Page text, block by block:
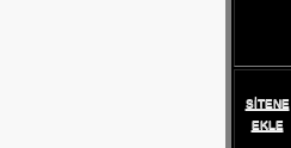
SİTENE
EKLE